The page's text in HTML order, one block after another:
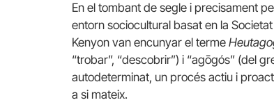
En el tombant de segle i precisament
entorn sociocultural basat en la
Kenyon van encunyar el terme
“trobar”, “descobrir”) i “agōgós” (del
autodeterminat, un procés actiu i
a si mateix.